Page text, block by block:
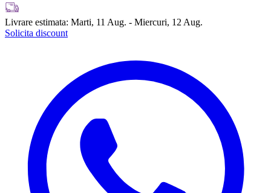
Livrare estimata: Marti, 11 Aug. - Miercuri, 12 Aug.
Solicita discount